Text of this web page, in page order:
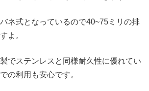
ネ式となっているので40~75ミリの排
よ。
でステンレスと同様耐久性に優れてい
の利用も安心です。